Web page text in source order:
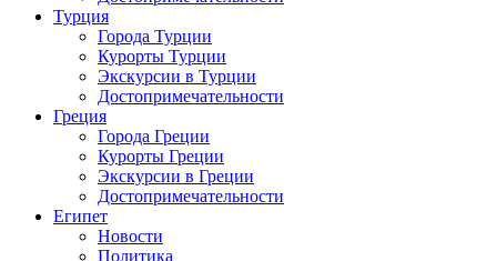
Турция
Города Турции
Курорты Турции
Экскурсии в Турции
Достопримечательности
Греция
Города Греции
Курорты Греции
Экскурсии в Греции
Достопримечательности
Египет
Новости
Политика